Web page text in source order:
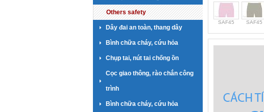
SAF45 SAF45
Others safety
Dây đai an toàn, thang dây
Bình chữa cháy, cứu hỏa
Chụp tai, nút tai chống ồn
Cọc giao thông, rào chắn công
trình
Bình chữa cháy, cứu hỏa